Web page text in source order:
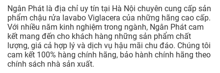
Ngân Phát là địa chỉ uy tín tại Hà Nội chuyên cung cấp sản
phẩm chậu rửa lavabo Viglacera của những hãng cao cấp.
Với nhiều năm kinh nghiệm trong ngành, Ngân Phát cam
kết mang đến cho khách hàng những sản phẩm chất
lượng, giá cả hợp lý và dịch vụ hậu mãi chu đáo. Chúng tôi
cam kết 100% hàng chính hãng, bảo hành chính hãng theo
chính sách nhà sản xuất.